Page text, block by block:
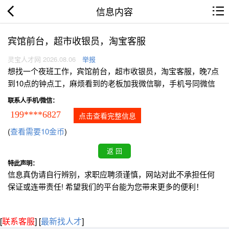
信息内容
宾馆前台，超市收银员，淘宝客服
灵宝人才网 2026.08.06 举报
想找一个夜班工作，宾馆前台，超市收银员，淘宝客服，晚7点
到10点的钟点工，麻烦看到的老板加我微信聊，手机号同微信
联系人手机/微信：
199****6827 点击查看完整信息
(查看需要10金币)
特此声明：
信息真伪请自行辨别，求职应聘须谨慎，网站对此不承担任何
保证或连带责任! 希望我们的平台能为您带来更多的便利！
[联系客服] [最新找人才]